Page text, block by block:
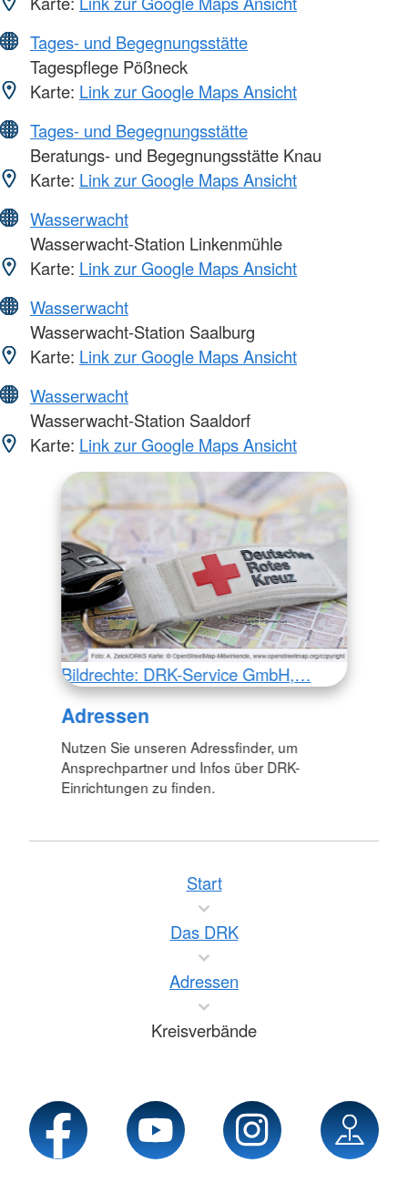
Tages- und Begegnungsstätte
Tagespflege Pößneck
Karte: Link zur Google Maps Ansicht
Tages- und Begegnungsstätte
Beratungs- und Begegnungsstätte Knau
Karte: Link zur Google Maps Ansicht
Wasserwacht
Wasserwacht-Station Linkenmühle
Karte: Link zur Google Maps Ansicht
Wasserwacht
Wasserwacht-Station Saalburg
Karte: Link zur Google Maps Ansicht
Wasserwacht
Wasserwacht-Station Saaldorf
Karte: Link zur Google Maps Ansicht
Bildrechte: DRK-Service GmbH,…
Adressen
Nutzen Sie unseren Adressfinder, um
Ansprechpartner und Infos über DRK-
Einrichtungen zu finden.
Start
Das DRK
Adressen
Kreisverbände